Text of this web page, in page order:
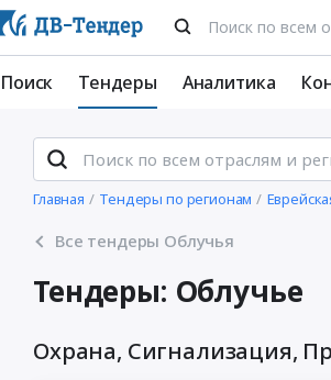
Поиск Тендеры Аналитика
Главная Тендеры по регионам
Все тендеры Облучья
Тендеры: Облучье
Охрана, Сигнализация,